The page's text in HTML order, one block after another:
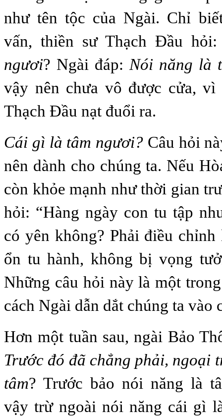
như tên tộc của Ngài. Chỉ
vấn, thiền sư Thạch Đầu
ngươi? Ngài đáp: Nói năng là
vậy nên chưa vô được cửa,
Thạch Đầu nạt đuổi ra.
Cái gì là tâm ngươi? Câu hỏi
nên dành cho chúng ta. Nếu
còn khỏe mạnh như thời gian
hỏi: “Hàng ngày con tu tập
có yên không? Phải điều chỉnh
ổn tu hành, không bị vọng
Những câu hỏi này là một
cách Ngài dẫn dắt chúng ta vào
Hơn một tuần sau, ngài Bảo
Trước đó đã chẳng phải, ngoại
tâm? Trước bảo nói năng là
vậy trừ ngoài nói năng cái gì